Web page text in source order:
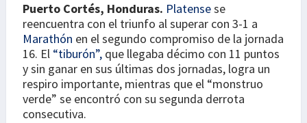
Puerto Cortés, Honduras. Platensese
reencuentra con el triunfo al superar con 3-1 a
Marathón en el segundo compromiso de la jornada
16. El “tiburón”, que llegaba décimo con 11 puntos
y sin ganar en sus últimas dos jornadas, logra un
respiro importante, mientras que el “monstruo
verde” se encontró con su segunda derrota
consecutiva.